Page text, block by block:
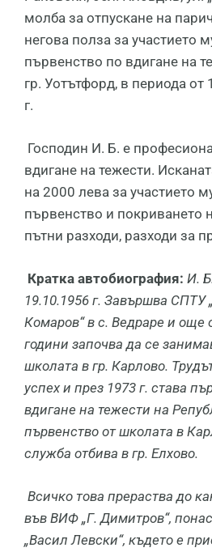
молба за отпускане на
негова полза за участието
първенство по вдигане на
гр. Уотътфорд, в периода
г.
Господин И. Б. е
вдигане на тежести.
на 2000 лева за участието
първенство и покриването
пътни разходи, разходи за
Кратка автобиография: И.
19.10.1956 г. Завършва СПТУ
Комаров“ в с. Ведраре и още
години започва да се
школата в гр. Карлово.
успех и през 1973 г. става
вдигане на тежести на
първенство от школата в
служба отбива в гр. Елхово.
Всичко това прераства до
във ВИФ „Г. Димитров“,
„Васил Левски“, където е